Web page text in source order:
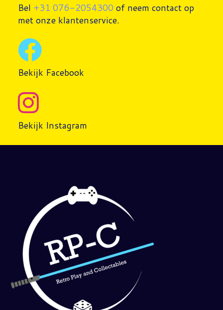
Bel +31 076-2054300 of neem contact op
met onze klantenservice.
Bekijk Facebook
Bekijk Instagram